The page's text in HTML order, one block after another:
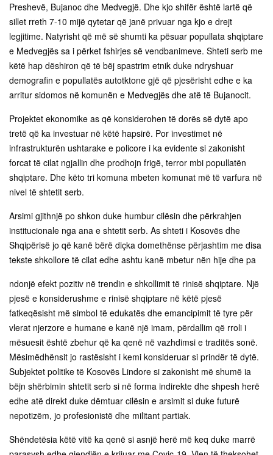
Preshevë, Bujanoc dhe Medvegjë. Dhe kjo shifër është lartë që
sillet rreth 7-10 mijë qytetar që janë privuar nga kjo e drejt
legjitime. Natyrisht që më së shumti ka pësuar popullata shqiptare
e Medvegjës sa i përket fshirjes së vendbanimeve. Shteti serb me
këtë hap dëshiron që të bëj spastrim etnik duke ndryshuar
demografin e popullatës autotktone gjë që pjesërisht edhe e ka
arritur sidomos në komunën e Medvegjës dhe atë të Bujanocit.
Projektet ekonomike as që konsiderohen të dorës së dytë apo
tretë që ka investuar në këtë hapsirë. Por investimet në
infrastrukturën ushtarake e policore i ka evidente si zakonisht
forcat të cilat ngjallin dhe prodhojn frigë, terror mbi popullatën
shqiptare. Dhe këto tri komuna mbeten komunat më të varfura në
nivel të shtetit serb.
Arsimi gjithnjë po shkon duke humbur cilësin dhe përkrahjen
institucionale nga ana e shtetit serb. As shteti i Kosovës dhe
Shqipërisë jo që kanë bërë diçka domethënse përjashtim me disa
tekste shkollore të cilat edhe ashtu kanë mbetur nën hije dhe pa
ndonjë efekt pozitiv në trendin e shkollimit të rinisë shqiptare. Një
pjesë e konsiderushme e rinisë shqiptare në këtë pjesë
fatkeqësisht më simbol të edukatës dhe emancipimit të tyre për
vlerat njerzore e humane e kanë një imam, përdallim që rroli i
mësuesit është zbehur që ka qenë në vazhdimsi e traditës sonë.
Mësimëdhënsit jo rastësisht i kemi konsideruar si prindër të dytë.
Subjektet politike të Kosovës Lindore si zakonisht më shumë ia
bëjn shërbimin shtetit serb si në forma indirekte dhe shpesh herë
edhe atë direkt duke dëmtuar cilësin e arsimit si duke futurë
nepotizëm, jo profesionistë dhe militant partiak.
Shëndetësia këtë vitë ka qenë si asnjë herë më keq duke marrë